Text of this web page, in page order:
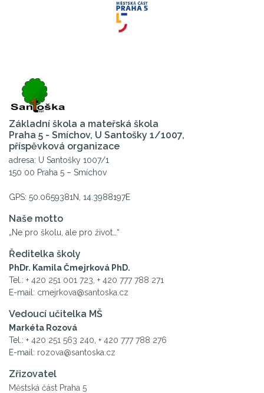
Základní škola a mateřská škola
Praha 5 - Smíchov, U Santošky 1/1007,
příspěvková organizace
adresa: U Santošky 1007/1
150 00 Praha 5 – Smíchov
GPS: 50.0659381N, 14.3988197E
Naše motto
„Ne pro školu, ale pro život…“
Ředitelka školy
PhDr. Kamila Čmejrková PhD.
Tel.: + 420 251 001 723 + 420 777 788 271
E-mail: cmejrkova@santoska.cz
Vedoucí učitelka MŠ
Markéta Rozová
Tel.: + 420 251 563 240 + 420 777 788 276
E-mail: rozova@santoska.cz
Zřizovatel
Městská část Praha 5